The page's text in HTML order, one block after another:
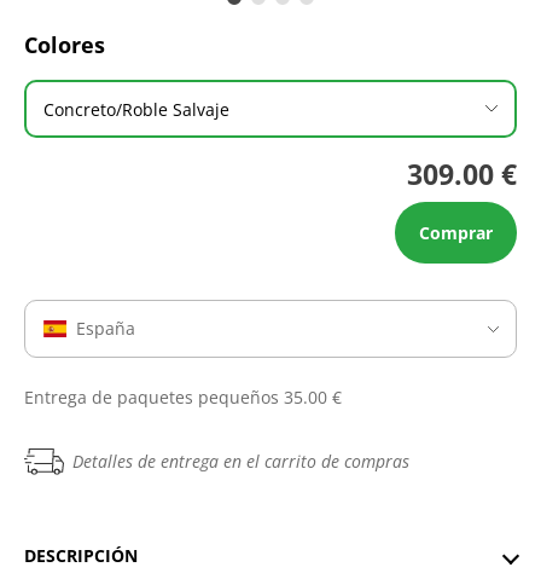
309.00 €
Comprar
Colores
Concreto/Roble Salvaje
España
Entrega de paquetes pequeños 35.00 €
Detalles de entrega en el carrito de compras
DESCRIPCIÓN